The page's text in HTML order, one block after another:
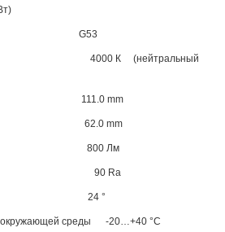
G53
4000 К (нейтральный
mm
62.0 mm
800 Лм
90 Ra
24 °
окружающей среды -20…+40 °C